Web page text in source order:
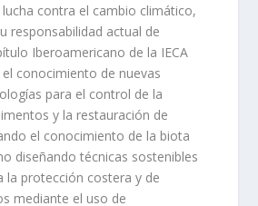
contra el cambio climático,
responsabilidad actual de
Iberoamericano de la IECA
conocimiento de nuevas
para el control de la
y la restauración de
el conocimiento de la biota
diseñando técnicas sostenibles
la protección costera y de
mediante el uso de